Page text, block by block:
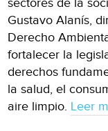
sectores de la
Gustavo Alanís,
Derecho
fortalecer la
derechos
la salud, el
aire limpio. Leer